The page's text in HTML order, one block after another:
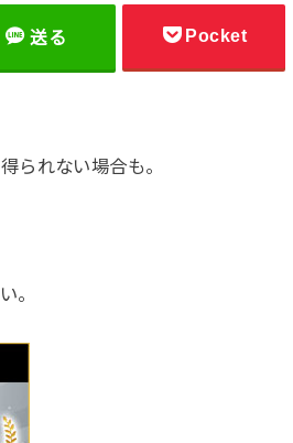
送る Pocket
られない場合も。
。